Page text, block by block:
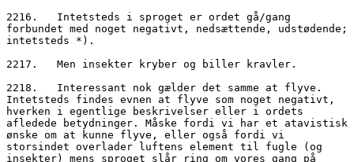
2216.	Intetsteds i sproget er ordet gå/gang
forbundet med noget negativt, nedsættende, udstødende;
intetsteds *).
2217.	Men insekter kryber og biller kravler.
2218.	Interessant nok gælder det samme at flyve.
Intetsteds findes evnen at flyve som noget negativt,
hverken i egentlige beskrivelser eller i ordets
afledede betydninger. Måske fordi vi har et atavistisk
ønske om at kunne flyve, eller også fordi vi
storsindet overlader luftens element til fugle (og
insekter) mens sproget slår ring om vores gang på